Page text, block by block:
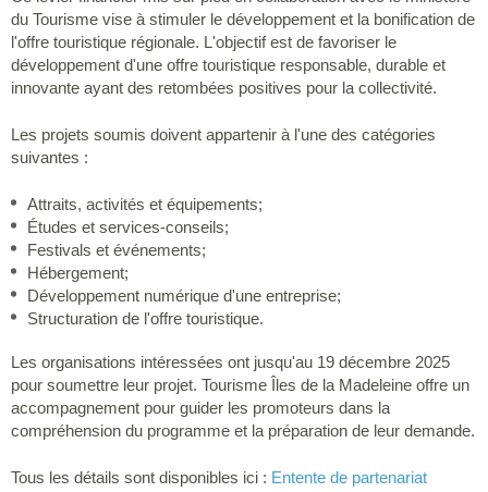
du Tourisme vise à stimuler le développement et la bonification de
l'offre touristique régionale. L'objectif est de favoriser le
développement d'une offre touristique responsable, durable et
innovante ayant des retombées positives pour la collectivité.
Les projets soumis doivent appartenir à l'une des catégories
suivantes :
Attraits, activités et équipements;
Études et services-conseils;
Festivals et événements;
Hébergement;
Développement numérique d'une entreprise;
Structuration de l'offre touristique.
Les organisations intéressées ont jusqu'au 19 décembre 2025
pour soumettre leur projet. Tourisme Îles de la Madeleine offre un
accompagnement pour guider les promoteurs dans la
compréhension du programme et la préparation de leur demande.
Tous les détails sont disponibles ici : Entente de partenariat